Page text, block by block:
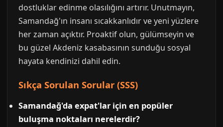
dostluklar edinme olasılığını artırır. Unutmayın,
Samandağ'ın insanı sıcakkanlıdır ve yeni yüzlere
her zaman açıktır. Proaktif olun, gülümseyin ve
bu güzel Akdeniz kasabasının sunduğu sosyal
hayata kendinizi dahil edin.
Sıkça Sorulan Sorular (SSS)
Samandağ'da expat'lar için en popüler
buluşma noktaları nerelerdir?